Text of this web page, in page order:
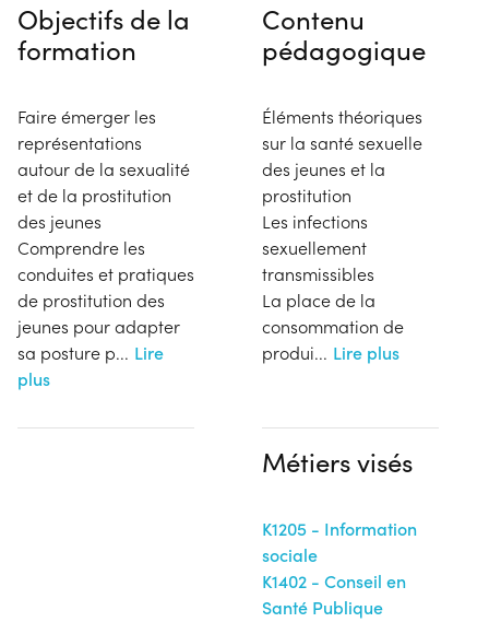
Objectifs de la
formation
Faire émerger les
représentations
autour de la sexualité
et de la prostitution
des jeunes
Comprendre les
conduites et pratiques
de prostitution des
jeunes pour adapter
sa posture p... Lire
plus
Contenu
pédagogique
Éléments théoriques
sur la santé sexuelle
des jeunes et la
prostitution
Les infections
sexuellement
transmissibles
La place de la
consommation de
produi... Lire plus
Métiers visés
K1205 - Information
sociale
K1402 - Conseil en
Santé Publique